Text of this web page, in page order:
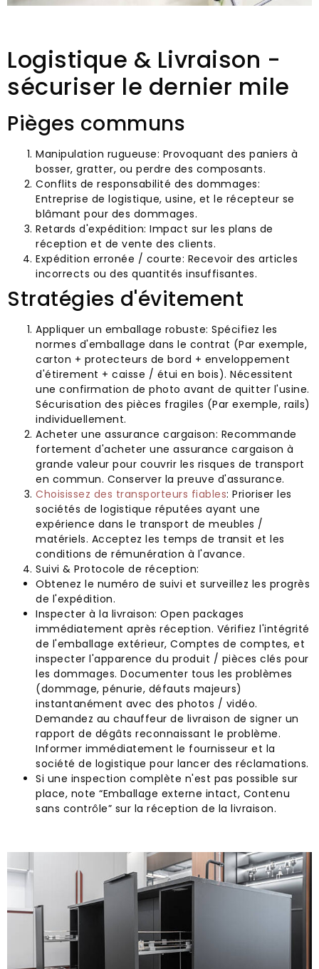
Logistique & Livraison -
sécuriser le dernier mile
Pièges communs
Manipulation rugueuse: Provoquant des paniers à
bosser, gratter, ou perdre des composants.
Conflits de responsabilité des dommages:
Entreprise de logistique, usine, et le récepteur se
blâmant pour des dommages.
Retards d'expédition: Impact sur les plans de
réception et de vente des clients.
Expédition erronée / courte: Recevoir des articles
incorrects ou des quantités insuffisantes.
Stratégies d'évitement
Appliquer un emballage robuste: Spécifiez les
normes d'emballage dans le contrat (Par exemple,
carton + protecteurs de bord + enveloppement
d'étirement + caisse / étui en bois). Nécessitent
une confirmation de photo avant de quitter l'usine.
Sécurisation des pièces fragiles (Par exemple, rails)
individuellement.
Acheter une assurance cargaison: Recommande
fortement d'acheter une assurance cargaison à
grande valeur pour couvrir les risques de transport
en commun. Conserver la preuve d'assurance.
Choisissez des transporteurs fiables: Prioriser les
sociétés de logistique réputées ayant une
expérience dans le transport de meubles /
matériels. Acceptez les temps de transit et les
conditions de rémunération à l'avance.
Suivi & Protocole de réception:
Obtenez le numéro de suivi et surveillez les progrès
de l'expédition.
Inspecter à la livraison: Open packages
immédiatement après réception. Vérifiez l'intégrité
de l'emballage extérieur, Comptes de comptes, et
inspecter l'apparence du produit / pièces clés pour
les dommages. Documenter tous les problèmes
(dommage, pénurie, défauts majeurs)
instantanément avec des photos / vidéo.
Demandez au chauffeur de livraison de signer un
rapport de dégâts reconnaissant le problème.
Informer immédiatement le fournisseur et la
société de logistique pour lancer des réclamations.
Si une inspection complète n'est pas possible sur
place, note “Emballage externe intact, Contenu
sans contrôle” sur la réception de la livraison.